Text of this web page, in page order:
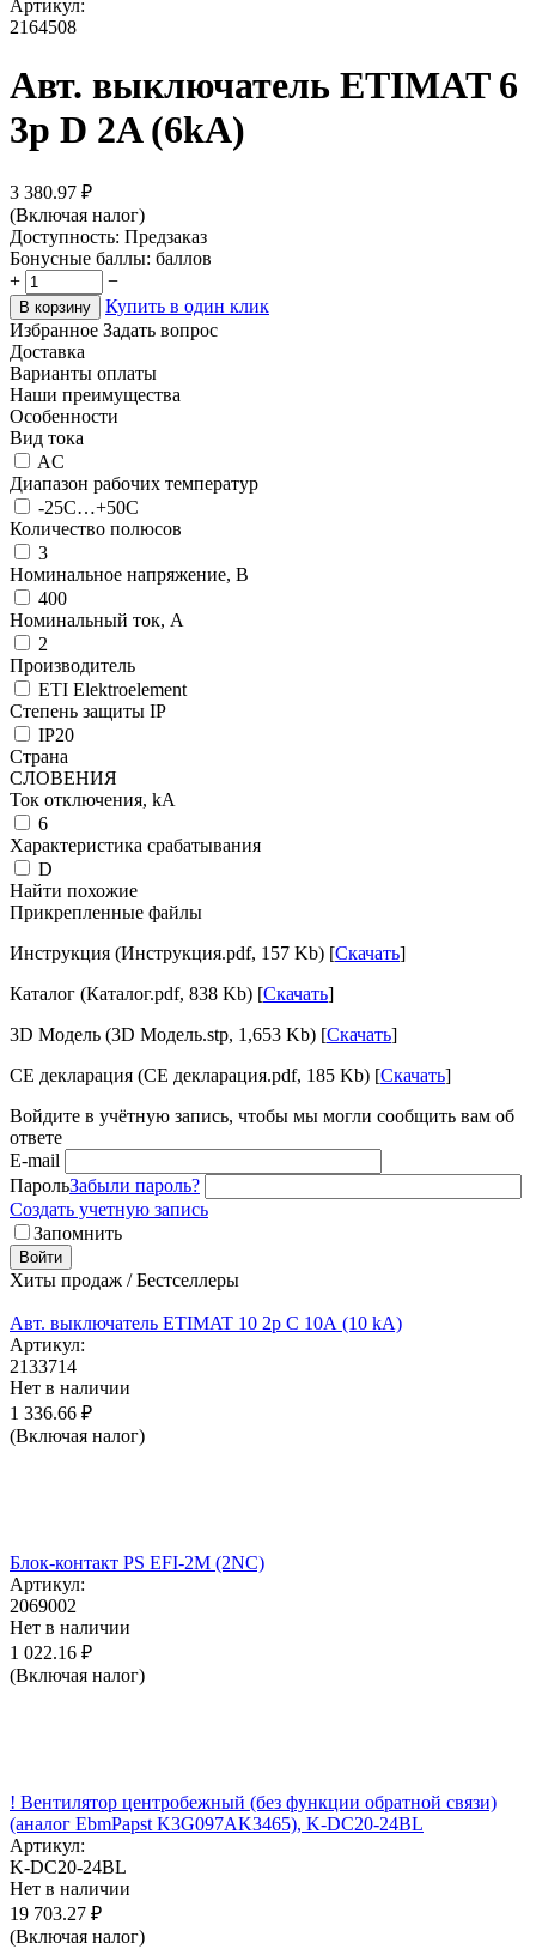
Артикул:
2164508
Авт. выключатель ETIMAT 6
3p D 2A (6kA)
3 380.97 ₽
(Включая налог)
Доступность: Предзаказ
Бонусные баллы: баллов
+
−
В корзину
Купить в один клик
Избранное Задать вопрос
Доставка
Варианты оплаты
Наши преимущества
Особенности
Вид тока
AC
Диапазон рабочих температур
-25С…+50С
Количество полюсов
3
Номинальное напряжение, В
400
Номинальный ток, А
2
Производитель
ETI Elektroelement
Степень защиты IP
IP20
Страна
СЛОВЕНИЯ
Ток отключения, kА
6
Характеристика срабатывания
D
Найти похожие
Прикрепленные файлы
Инструкция (Инструкция.pdf, 157 Kb) [Скачать]
Каталог (Каталог.pdf, 838 Kb) [Скачать]
3D Модель (3D Модель.stp, 1,653 Kb) [Скачать]
CE декларация (CE декларация.pdf, 185 Kb) [Скачать]
Войдите в учётную запись, чтобы мы могли сообщить вам об
ответе
E-mail
ПарольЗабыли пароль?
Создать учетную запись
Запомнить
Войти
Хиты продаж / Бестселлеры
Авт. выключатель ETIMAT 10 2p C 10А (10 kA)
Артикул:
2133714
Нет в наличии
1 336.66 ₽
(Включая налог)
Блок-контакт PS EFI-2M (2NC)
Артикул:
2069002
Нет в наличии
1 022.16 ₽
(Включая налог)
! Вентилятор центробежный (без функции обратной связи)
(аналог EbmPapst K3G097AK3465), K-DC20-24BL
Артикул:
K-DC20-24BL
Нет в наличии
19 703.27 ₽
(Включая налог)